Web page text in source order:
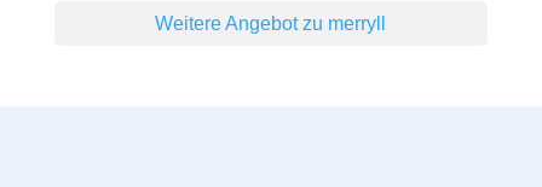
Weitere Angebot zu merryll